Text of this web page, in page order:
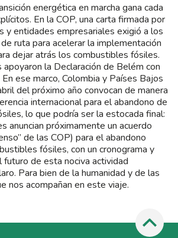
energética en marcha gana cada
En la COP, una carta firmada por
y entidades empresariales exigió a los
ruta para acelerar la implementación
dejar atrás los combustibles fósiles.
la Declaración de Belém con
ese marco, Colombia y Países Bajos
del próximo año convocan de manera
internacional para el abandono de
lo que podría ser la estocada final:
anuncian próximamente un acuerdo
de las COP) para el abandono
fósiles, con un cronograma y
de esta nociva actividad
Para bien de la humanidad y de las
nos acompañan en este viaje.